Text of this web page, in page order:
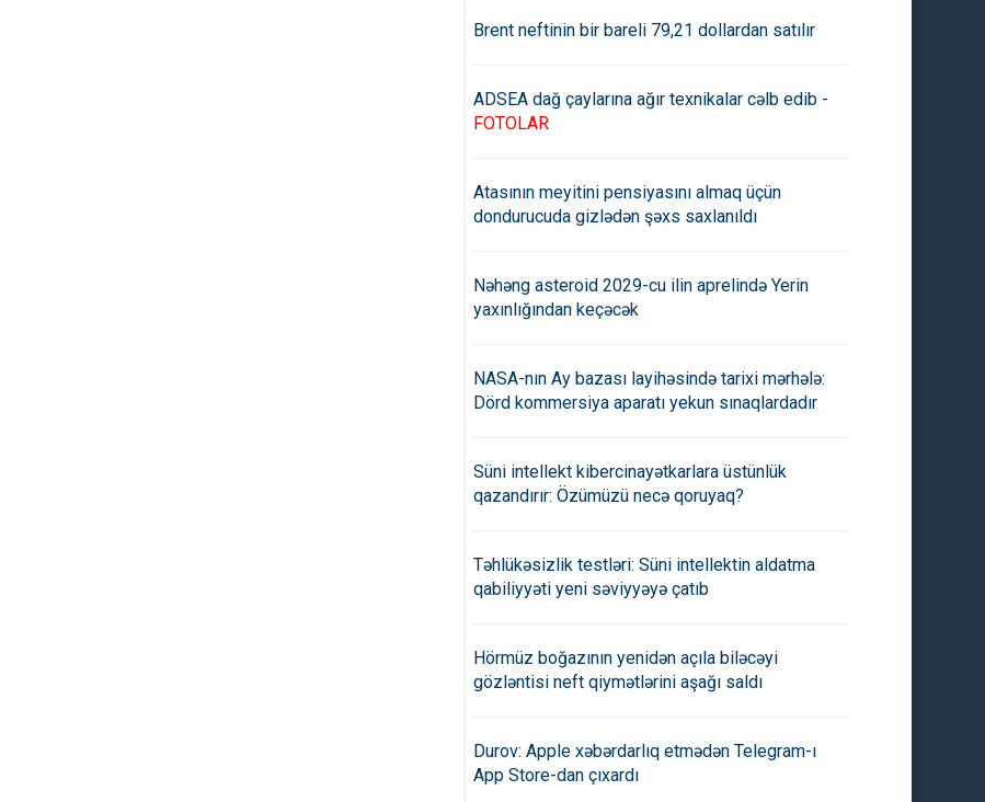
Brent neftinin bir bareli 79,21 dollardan satılır
ADSEA dağ çaylarına ağır texnikalar cəlb edib -
FOTOLAR
Atasının meyitini pensiyasını almaq üçün
dondurucuda gizlədən şəxs saxlanıldı
Nəhəng asteroid 2029-cu ilin aprelində Yerin
yaxınlığından keçəcək
NASA-nın Ay bazası layihəsində tarixi mərhələ:
Dörd kommersiya aparatı yekun sınaqlardadır
Süni intellekt kibercinayətkarlara üstünlük
qazandırır: Özümüzü necə qoruyaq?
Təhlükəsizlik testləri: Süni intellektin aldatma
qabiliyyəti yeni səviyyəyə çatıb
Hörmüz boğazının yenidən açıla biləcəyi
gözləntisi neft qiymətlərini aşağı saldı
Durov: Apple xəbərdarlıq etmədən Telegram-ı
App Store-dan çıxardı